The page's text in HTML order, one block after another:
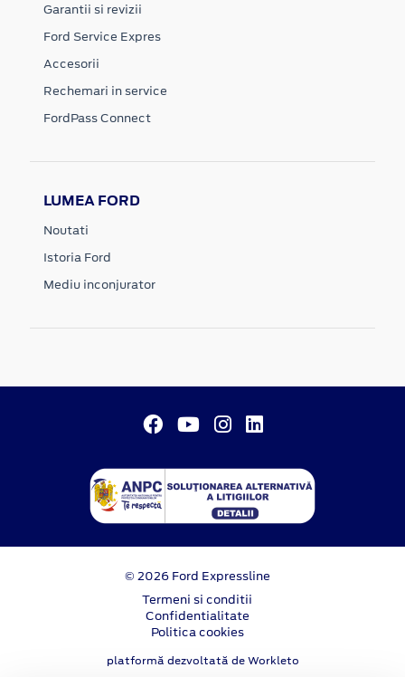
Garantii si revizii
Ford Service Expres
Accesorii
Rechemari in service
FordPass Connect
LUMEA FORD
Noutati
Istoria Ford
Mediu inconjurator
© 2026 Ford Expressline
Termeni si conditii
Confidentialitate
Politica cookies
platformă dezvoltată de Workleto